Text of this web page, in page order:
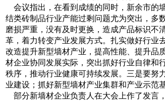
会议指出，在看到成绩的同时，新余市的
结类砖制品行业产能过剩问题尤为突出，多
磨损严重，没有及时更换，造成产品标识不
革，着力转变产业发展方式。扎实做好行业
改造提升新型墙材产业，提高性能、提升品
材企业协同发展实际，突出抓好行业自律和
秩序，推动行业健康可持续发展。三是要努
业建设；抓好新型墙材产业集群和产业示范
部分新墙材企业负责人在大会上作了发言